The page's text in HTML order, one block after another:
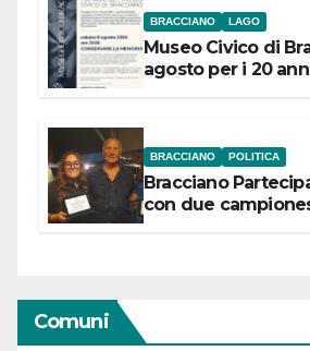
BRACCIANO LAGO
Museo Civico di
agosto per i 20
BRACCIANO POLITICA
Bracciano
con due
Comuni